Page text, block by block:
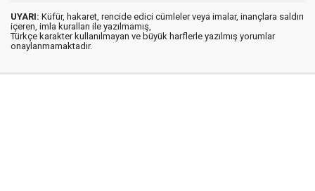
UYARI: Küfür, hakaret, rencide edici cümleler veya imalar, inançlara saldırı
içeren, imla kuralları ile yazılmamış,
Türkçe karakter kullanılmayan ve büyük harflerle yazılmış yorumlar
onaylanmamaktadır.